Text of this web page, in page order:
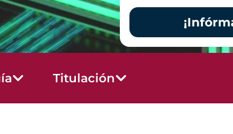
Titulación